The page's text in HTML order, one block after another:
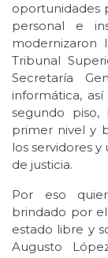
oportunidades
personal e
modernizaron
Tribunal
Secretaría
informática,
segundo piso,
primer nivel y
los servidores
de justicia.
Por eso
brindado por
estado libre y
Augusto